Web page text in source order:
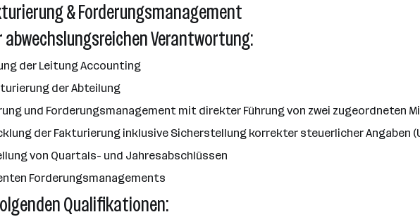
& Forderungsmanagement
abwechslungsreichen Verantwortung:
der Leitung Accounting
der Abteilung
und Forderungsmanagement mit direkter Führung von zwei zugeordneten
der Fakturierung inklusive Sicherstellung korrekter steuerlicher Angaben
von Quartals- und Jahresabschlüssen
Forderungsmanagements
Qualifikationen: